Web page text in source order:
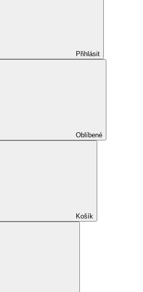
Přihlásit
Oblíbené
Košík